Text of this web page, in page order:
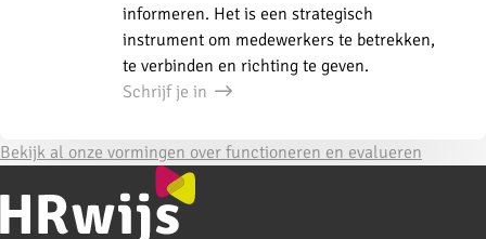
informeren. Het is een strategisch
instrument om medewerkers te betrekken,
te verbinden en richting te geven.
Schrijf je in
Bekijk al onze vormingen over functioneren en evalueren